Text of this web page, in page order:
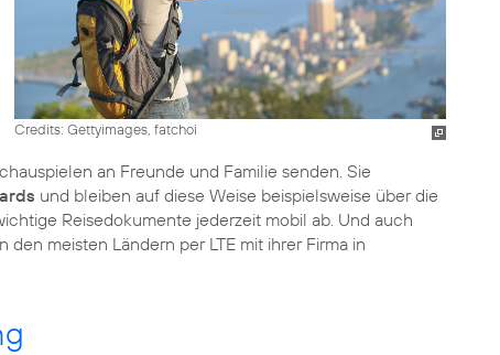
Credits: Gettyimages, fatchoi
an Freunde und Familie senden. Sie
und bleiben auf diese Weise beispielsweise über die
Reisedokumente jederzeit mobil ab. Und auch
meisten Ländern per LTE mit ihrer Firma in